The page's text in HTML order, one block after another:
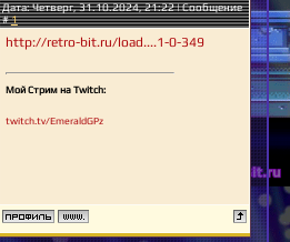
Дата: Четверг, 31.10.2024, 21:22 | Сообщение
#1
http://retro-bit.ru/load....1-0-349
Мой Стрим на Twitch:
twitch.tv/EmeraldGPz